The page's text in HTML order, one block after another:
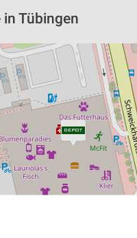
Tübingen